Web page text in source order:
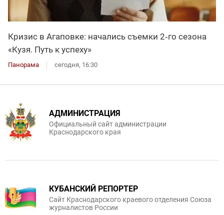
Кризис в Агаповке: начались съемки 2‑го сезона
«Кузя. Путь к успеху»
Панорама сегодня, 16:30
АДМИНИСТРАЦИЯ
Официальный сайт администрации
Краснодарского края
КУБАНСКИЙ РЕПОРТЕР
Сайт Краснодарского краевого отделения Союза
журналистов России